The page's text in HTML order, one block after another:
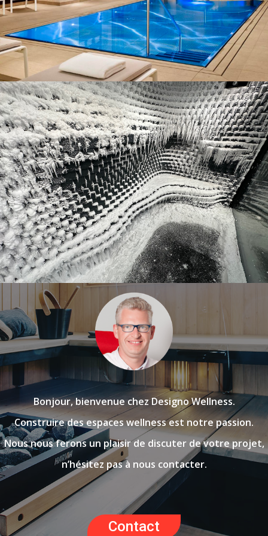
Exemples de projets
Bonjour, bienvenue chez Designo Wellness.
Construire des espaces wellness est notre passion.
Nous nous ferons un plaisir de discuter de votre projet,
n’hésitez pas à nous contacter.
Contact